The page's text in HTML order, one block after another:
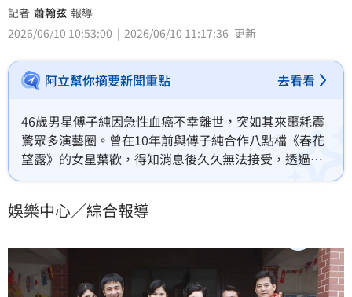
記者 蕭翰弦 報導
2026/06/10 10:53:00
2026/06/10 11:17:36 更新
阿立幫你摘要新聞重點 去看看
46歲男星傅子純因急性血癌不幸離世，突如其來噩耗震
驚眾多演藝圈。曾在10年前與傅子純合作八點檔《春花
望露》的女星葉歡，得知消息後久久無法接受，透過社
群平台發文追憶昔日一起拍戲的點滴，更以劇中角色名
的疼惜不捨。
娛樂中心／綜合報導